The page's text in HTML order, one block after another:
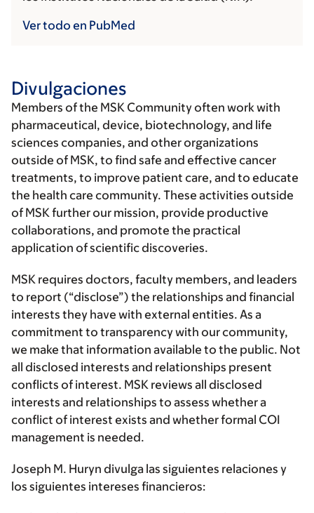
Ver todo en PubMed
Divulgaciones
Members of the MSK Community often work with
pharmaceutical, device, biotechnology, and life
sciences companies, and other organizations
outside of MSK, to find safe and effective cancer
treatments, to improve patient care, and to educate
the health care community. These activities outside
of MSK further our mission, provide productive
collaborations, and promote the practical
application of scientific discoveries.
MSK requires doctors, faculty members, and leaders
to report (“disclose”) the relationships and financial
interests they have with external entities. As a
commitment to transparency with our community,
we make that information available to the public. Not
all disclosed interests and relationships present
conflicts of interest. MSK reviews all disclosed
interests and relationships to assess whether a
conflict of interest exists and whether formal COI
management is needed.
Joseph M. Huryn divulga las siguientes relaciones y
los siguientes intereses financieros: